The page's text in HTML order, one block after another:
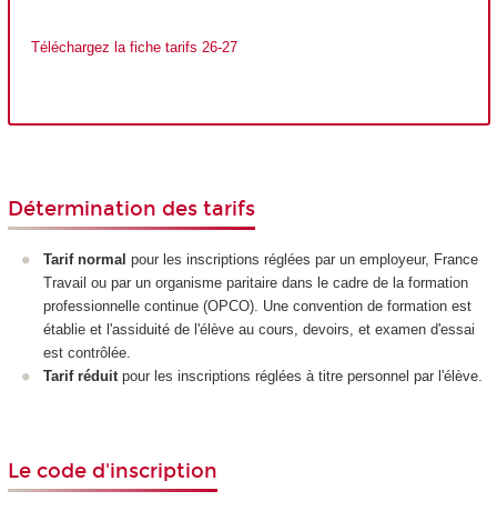
Téléchargez la fiche tarifs 26-27
Détermination des tarifs
Tarif normal pour les inscriptions réglées par un employeur, France
Travail ou par un organisme paritaire dans le cadre de la formation
professionnelle continue (OPCO). Une convention de formation est
établie et l'assiduité de l'élève au cours, devoirs, et examen d'essai
est contrôlée.
Tarif réduitpour les inscriptions réglées à titre personnel par l'élève.
Le code d'inscription